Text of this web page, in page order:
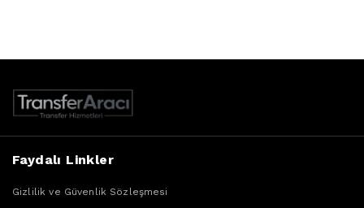
Faydalı Linkler
Gizlilik ve Güvenlik Sözleşmesi